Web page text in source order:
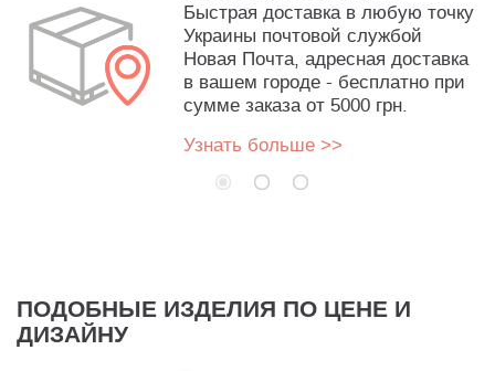
Быстрая доставка в любую точку
Украины почтовой службой
Новая Почта, адресная доставка
в вашем городе - бесплатно при
сумме заказа от 5000 грн.
Узнать больше >>
ПОДОБНЫЕ ИЗДЕЛИЯ ПО ЦЕНЕ И
ДИЗАЙНУ